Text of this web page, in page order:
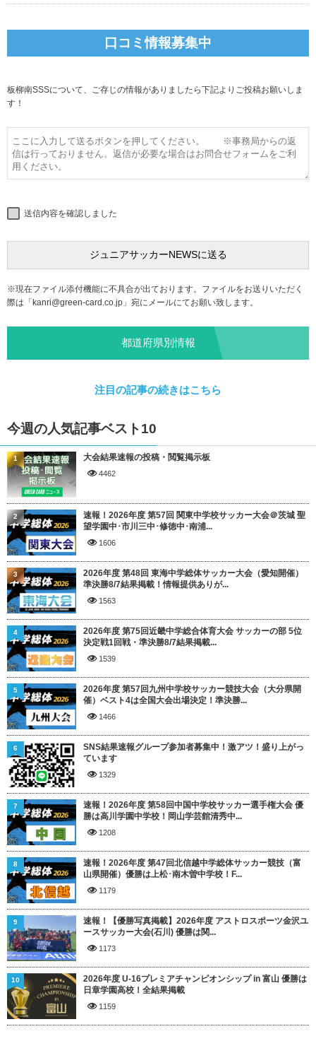
口コミ情報募集中
板柳南SSSについて、ご存じの情報がありましたら下記よりご投稿お願いしま
す！
送信内容を確認しました
※現在ファイル添付機能に不具合が出ております。ファイルをお送りいただく
際は「kanri@green-card.co.jp 」宛にメールにてお願い致します。
都道府県別情報
注目の記事の続きはこちら
今週の人気記事ベスト10
大会結果速報の投稿・閲覧掲示板
4462
1
速報！2026年度 第57回 関東中学校サッカー大会＠茨城 聖
望学園中･市川三中･修徳中･南浦...
1606
2
2026年度 第48回 東海中学総体サッカー大会（愛知開催）
準決勝8/7結果掲載！情報提供ありが...
1563
3
2026年度 第75回近畿中学総合体育大会 サッカーの部 5位
決定戦1回戦・準決勝8/7結果掲載...
1539
4
2026年度 第57回九州中学校サッカー競技大会（大分県開
催）ベスト4は全国大会出場決定！準決勝...
1466
5
SNS結果速報グループ参加者募集中！激アツ！盛り上がっ
ています
1329
6
速報！2026年度 第58回中国中学校サッカー選手権大会 優
勝は高川学園中学校！岡山学芸館清秀中...
1208
7
速報！2026年度 第47回北信越中学総体サッカー競技（富
山県開催）優勝は上松･南木曽中学校！F...
1179
8
速報！【優勝写真掲載】2026年度 アストロスポーツ金沢ユ
ースサッカー大会(石川) 優勝は関...
1173
9
2026年度 U-16プレミアチャンピオンシップ in 富山 優勝は
日章学園高校！全結果掲載
1159
10